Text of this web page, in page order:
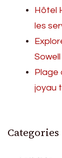
Hôtel
les
Plage
joyau
Categories